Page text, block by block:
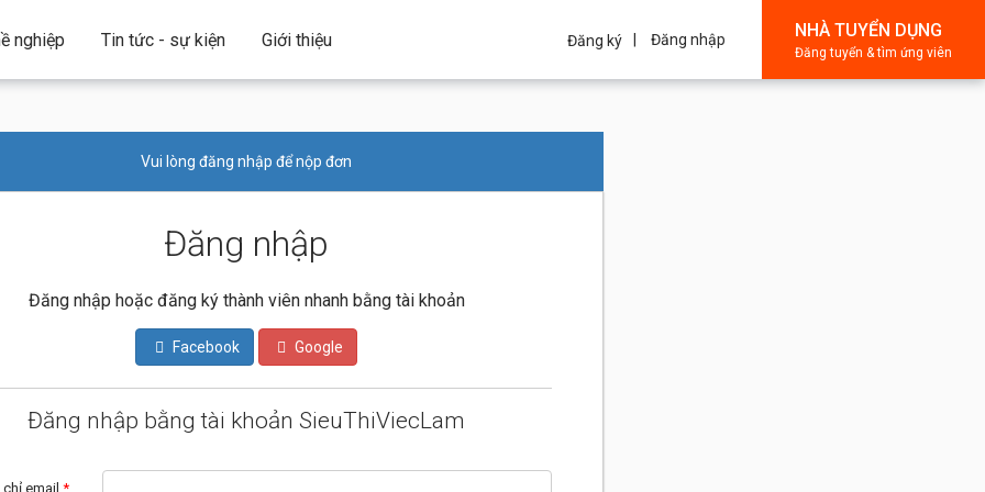
nghiệp Tin tức - sự kiện Giới thiệu Đăng ký Đăng nhập NHÀ TUYỂN DỤNG
Đăng tuyển & tìm ứng viên
Vui lòng đăng nhập để nộp đơn
Đăng nhập
Đăng nhập hoặc đăng ký thành viên nhanh bằng tài khoản
Facebook Google
Đăng nhập bằng tài khoản SieuThiViecLam
email *